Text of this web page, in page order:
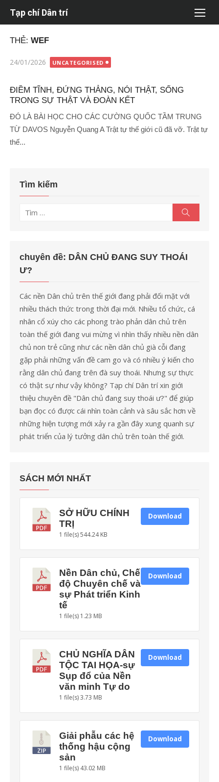
dung
Tạp chí Dân trí
THẺ: WEF
Đăng
24/01/2026 UNCATEGORISED
ĐIỀM TĨNH, ĐỨNG THẲNG, NÓI THẬT, SỐNG
TRONG SỰ THẬT VÀ ĐOÀN KẾT
ĐÓ LÀ BÀI HỌC CHO CÁC CƯỜNG QUỐC TẦM TRUNG
TỪ DAVOS Nguyễn Quang A Trật tự thế giới cũ đã vỡ. Trật tự
thế...
Tìm kiếm
Tìm
kiếm
chuyên đề: DÂN CHỦ ĐANG SUY THOÁI
Ư?
Các nền Dân chủ trên thế giới đang phải đối mặt với
nhiều thách thức trong thời đại mới. Nhiều tổ chức, cá
nhân cổ xúy cho các phong trào phản dân chủ trên
toàn thế giới đang vui mừng vì nhìn thấy nhiều nền dân
chủ non trẻ cũng như các nền dân chủ già cỗi đang
gặp phải những vấn đề cam go và có nhiều ý kiến cho
rằng dân chủ đang trên đà suy thoái. Nhưng sự thực
có thật sự như vậy không? Tạp chí Dân trí xin giới
thiệu chuyên đề "Dân chủ đang suy thoái ư?" để giúp
bạn đọc có được cái nhìn toàn cảnh và sâu sắc hơn về
những hiện tượng mới xảy ra gần đây xung quanh sự
phát triển của lý tưởng dân chủ trên toàn thế giới.
SÁCH MỚI NHẤT
SỞ HỮU CHÍNH
TRỊ
1 file(s)544.24 KB
Download
Nền Dân chủ, Chế
độ Chuyên chế và
sự Phát triển Kinh
tế
1 file(s) 1.23 MB
Download
CHỦ NGHĨA DÂN
TỘC TAI HỌA-sự
Sụp đổ của Nền
văn minh Tự do
1 file(s)3.73 MB
Download
Giải phẫu các hệ
thống hậu cộng
sản
1 file(s) 43.02 MB
Download